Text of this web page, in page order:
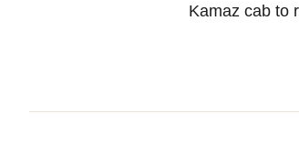
Kamaz cab to